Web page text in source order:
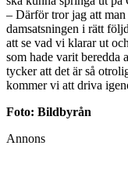
– Därför tror jag att
damsatsningen i rätt
att se vad vi klarar ut
som hade varit beredda
tycker att det är så
kommer vi att driva
Foto: Bildbyrån
Annons